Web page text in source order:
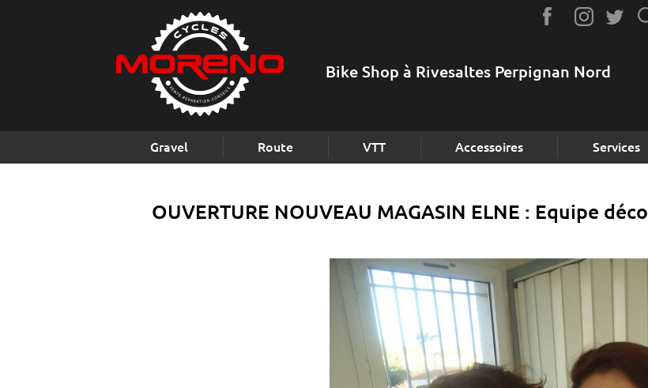
Bike Shop à Rivesaltes Perpignan Nord
OUVERTURE NOUVEAU MAGASIN ELNE : Equipe déco
Gravel Route VTT Accessoires Services